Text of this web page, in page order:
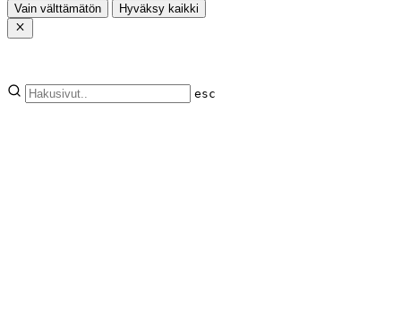
Vain välttämätön Hyväksy kaikki
esc